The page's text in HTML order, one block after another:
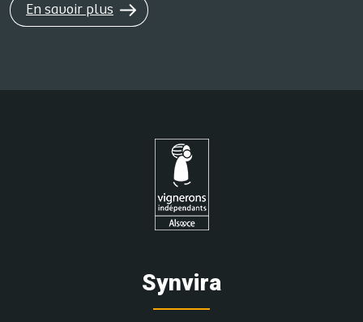
En savoir plus
Synvira